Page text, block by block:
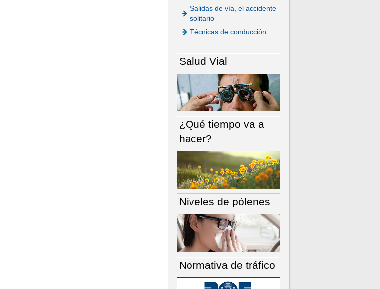
Salidas de vía, el accidente
solitario
Técnicas de conducción
Salud Vial
¿Qué tiempo va a
hacer?
Niveles de pólenes
Normativa de tráfico